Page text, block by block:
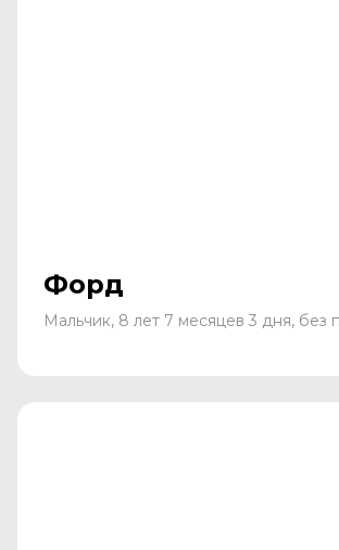
Форд
Мальчик, 8 лет 7 месяцев 3 дня, без